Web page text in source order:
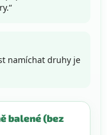
namíchat druhy je
balené (bez